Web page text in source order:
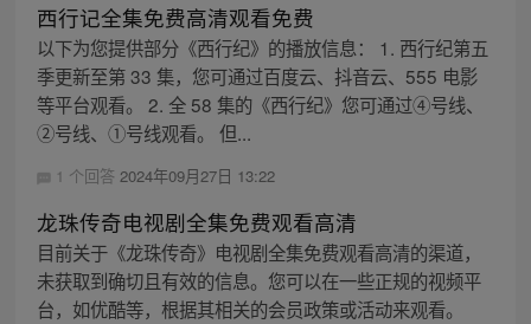
西行记全集免费高清观看免费
以下为您提供部分《西行纪》的播放信息： 1. 西行纪第五
季更新至第 33 集，您可通过百度云、抖音云、555 电影
等平台观看。 2. 全 58 集的《西行纪》您可通过④号线、
②号线、①号线观看。 但...
1 个回答 2024年09月27日 13:22
龙珠传奇电视剧全集免费观看高清
目前关于《龙珠传奇》电视剧全集免费观看高清的渠道，
未获取到确切且有效的信息。您可以在一些正规的视频平
台，如优酷等，根据其相关的会员政策或活动来观看。